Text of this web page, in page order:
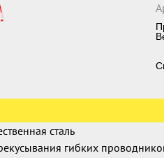
сталь
гибких